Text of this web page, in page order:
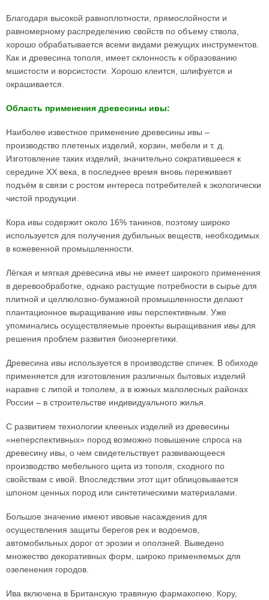
Благодаря высокой равноплотности, прямослойности и
равномерному распределению свойств по объему ствола,
хорошо обрабатывается всеми видами режущих инструментов.
Как и древесина тополя, имеет склонность к образованию
мшистости и ворсистости. Хорошо клеится, шлифуется и
окрашивается.
Область применения древесины ивы:
Наиболее известное применение древесины ивы –
производство плетеных изделий, корзин, мебели и т. д.
Изготовление таких изделий, значительно сократившееся к
середине XX века, в последнее время вновь переживает
подъём в связи с ростом интереса потребителей к экологически
чистой продукции.
Кора ивы содержит около 16% танинов, поэтому широко
используется для получения дубильных веществ, необходимых
в кожевенной промышленности.
Лёгкая и мягкая древесина ивы не имеет широкого применения
в деревообработке, однако растущие потребности в сырье для
плитной и целлюлозно-бумажной промышленности делают
плантационное выращивание ивы перспективным. Уже
упоминались осуществляемые проекты выращивания ивы для
решения проблем развития биоэнергетики.
Древесина ивы используется в производстве спичек. В обиходе
применяется для изготовления различных бытовых изделий
наравне с липой и тополем, а в южных малолесных районах
России – в строительстве индивидуального жилья.
С развитием технологии клееных изделий из древесины
«неперспективных» пород возможно повышение спроса на
древесину ивы, о чем свидетельствует развивающееся
производство мебельного щита из тополя, сходного по
свойствам с ивой. Впоследствии этот щит облицовывается
шпоном ценных пород или синтетическими материалами.
Большое значение имеют ивовые насаждения для
осуществления защиты берегов рек и водоемов,
автомобильных дорог от эрозии и оползней. Выведено
множество декоративных форм, широко применяемых для
озеленения городов.
Ива включена в Британскую травяную фармакопею. Кору,